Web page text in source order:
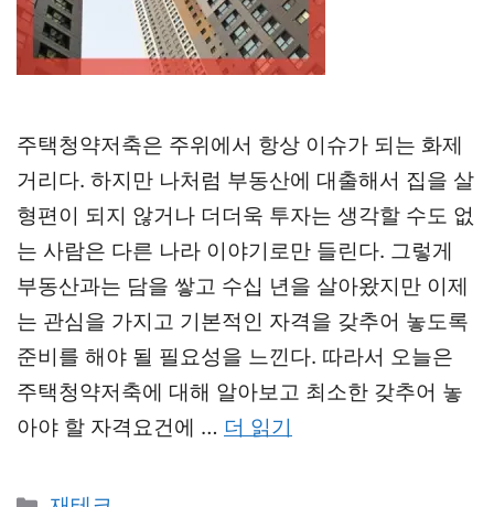
주택청약저축은 주위에서 항상 이슈가 되는 화제
거리다. 하지만 나처럼 부동산에 대출해서 집을 살
형편이 되지 않거나 더더욱 투자는 생각할 수도 없
는 사람은 다른 나라 이야기로만 들린다. 그렇게
부동산과는 담을 쌓고 수십 년을 살아왔지만 이제
는 관심을 가지고 기본적인 자격을 갖추어 놓도록
준비를 해야 될 필요성을 느낀다. 따라서 오늘은
주택청약저축에 대해 알아보고 최소한 갖추어 놓
아야 할 자격요건에 … 더 읽기
카